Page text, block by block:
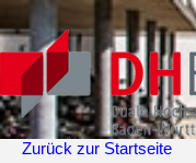
Zurück zur Startseite